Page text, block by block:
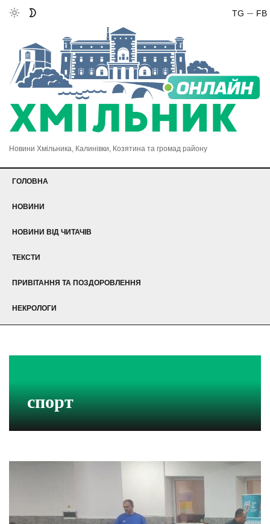
FB
TG
Новини Хмільника, Калинівки, Козятина та громад району
ГОЛОВНА
НОВИНИ
НОВИНИ ВІД ЧИТАЧІВ
ТЕКСТИ
ПРИВІТАННЯ ТА ПОЗДОРОВЛЕННЯ
НЕКРОЛОГИ
спорт